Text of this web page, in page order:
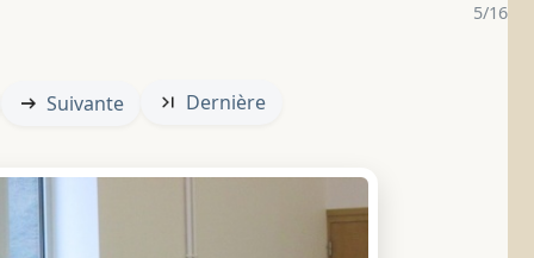
5/16
Suivante Dernière